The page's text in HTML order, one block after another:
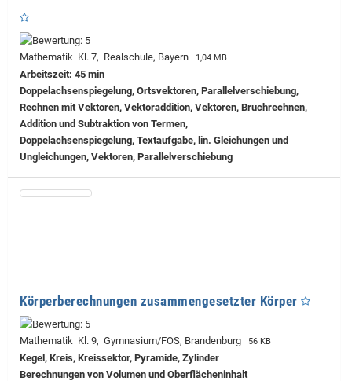
Mathematik Kl. 7, Realschule, Bayern 1,04 MB
Arbeitszeit: 45 min
Doppelachsenspiegelung, Ortsvektoren, Parallelverschiebung,
Rechnen mit Vektoren, Vektoraddition, Vektoren, Bruchrechnen,
Addition und Subtraktion von Termen,
Doppelachsenspiegelung, Textaufgabe, lin. Gleichungen und
Ungleichungen, Vektoren, Parallelverschiebung
Körperberechnungen zusammengesetzter Körper
Mathematik Kl. 9, Gymnasium/FOS, Brandenburg 56 KB
Kegel, Kreis, Kreissektor, Pyramide, Zylinder
Berechnungen von Volumen und Oberflächeninhalt